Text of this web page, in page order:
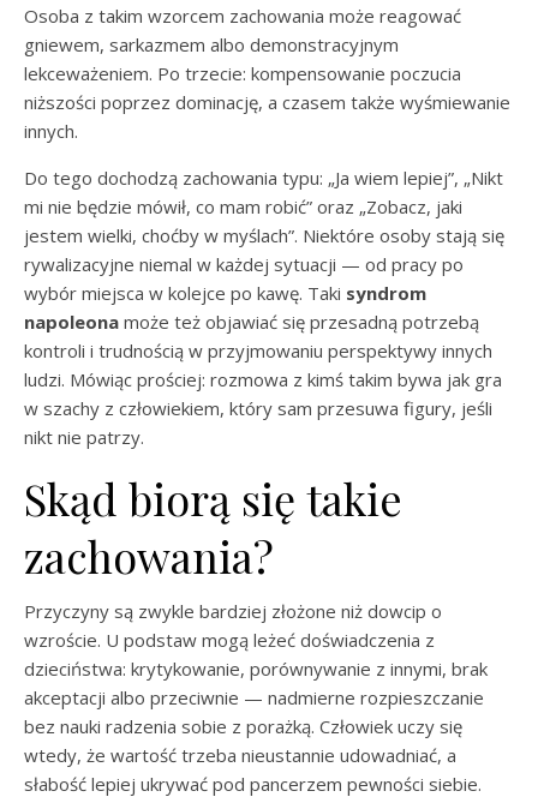
Osoba z takim wzorcem zachowania może reagować
gniewem, sarkazmem albo demonstracyjnym
lekceważeniem. Po trzecie: kompensowanie poczucia
niższości poprzez dominację, a czasem także wyśmiewanie
innych.
Do tego dochodzą zachowania typu: „Ja wiem lepiej”, „Nikt
mi nie będzie mówił, co mam robić” oraz „Zobacz, jaki
jestem wielki, choćby w myślach”. Niektóre osoby stają się
rywalizacyjne niemal w każdej sytuacji — od pracy po
wybór miejsca w kolejce po kawę. Taki syndrom
napoleona może też objawiać się przesadną potrzebą
kontroli i trudnością w przyjmowaniu perspektywy innych
ludzi. Mówiąc prościej: rozmowa z kimś takim bywa jak gra
w szachy z człowiekiem, który sam przesuwa figury, jeśli
nikt nie patrzy.
Skąd biorą się takie
zachowania?
Przyczyny są zwykle bardziej złożone niż dowcip o
wzroście. U podstaw mogą leżeć doświadczenia z
dzieciństwa: krytykowanie, porównywanie z innymi, brak
akceptacji albo przeciwnie — nadmierne rozpieszczanie
bez nauki radzenia sobie z porażką. Człowiek uczy się
wtedy, że wartość trzeba nieustannie udowadniać, a
słabość lepiej ukrywać pod pancerzem pewności siebie.